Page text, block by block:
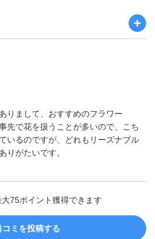
りまして、おすすめのフラワー
先で花を扱うことが多いので、こち
いるのですが、どれもリーズナブル
りがたいです。
75ポイント獲得できます
コミを投稿する